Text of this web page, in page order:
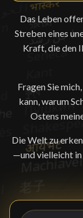
Das Leben
Streben eines
Kraft, die den
Fragen Sie
kann, warum
Ostens
Die Welt zu
—und vielleicht in